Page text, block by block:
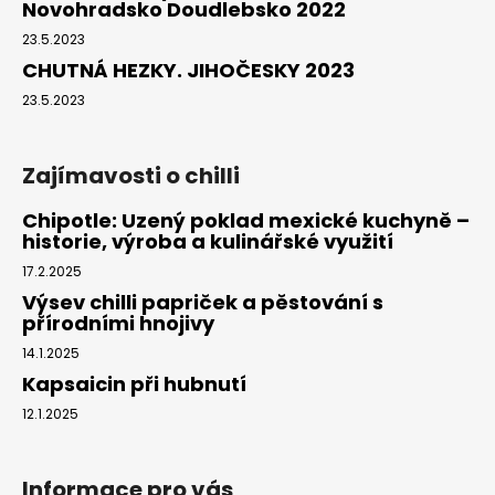
Novohradsko Doudlebsko 2022
23.5.2023
CHUTNÁ HEZKY. JIHOČESKY 2023
23.5.2023
Zajímavosti o chilli
Chipotle: Uzený poklad mexické kuchyně –
historie, výroba a kulinářské využití
17.2.2025
Výsev chilli papriček a pěstování s
přírodními hnojivy
14.1.2025
Kapsaicin při hubnutí
12.1.2025